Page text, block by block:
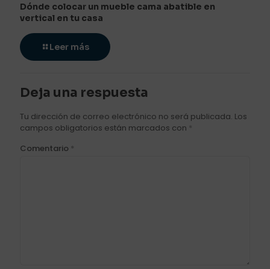
Dónde colocar un mueble cama abatible en
vertical en tu casa
Leer más
Deja una respuesta
Tu dirección de correo electrónico no será publicada. Los
campos obligatorios están marcados con *
Comentario *